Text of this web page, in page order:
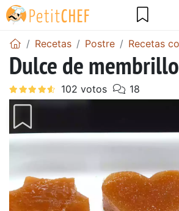
Recetas Postre Recetas
Dulce de membrillo